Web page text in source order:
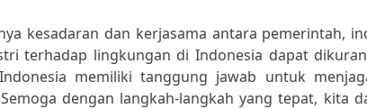
kesadaran dan kerjasama antara pemerintah,
terhadap lingkungan di Indonesia dapat
memiliki tanggung jawab untuk
dengan langkah-langkah yang tepat, kita